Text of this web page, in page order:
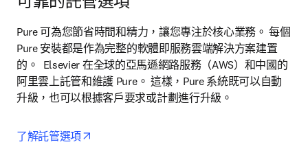
Pure 可為您節省時間和精力，讓您專注於核心業務。 每個
Pure 安裝都是作為完整的軟體即服務雲端解決方案建置
的。  Elsevier 在全球的亞馬遜網路服務（AWS）和中國的
阿里雲上託管和維護 Pure。 這樣，Pure 系統既可以自動
升級，也可以根據客戶要求或計劃進行升級。
了解託管選項